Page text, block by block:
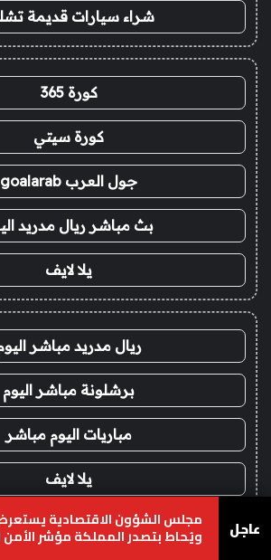
شراء سيارات قديمة
كورة 365
كورة سيتي
جول العرب goalarab
بث مباشر ريال مدريد
يلا لايف
ريال مدريد مباشر
برشلونة مباشر اليوم
مباريات اليوم مباشر
يلا لايف
yalla live عاجل مجلس الشؤون الاقتصادية يستعرض
ويُحاط بتصدر المملكة مؤشر الأمن